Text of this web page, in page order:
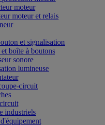
moteur
moteur et relais
et signalisation
boîte à boutons
sonore
lumineuse
circuit
industriels